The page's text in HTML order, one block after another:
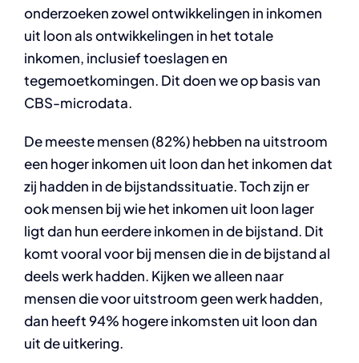
onderzoeken zowel ontwikkelingen in inkomen
uit loon als ontwikkelingen in het totale
inkomen, inclusief toeslagen en
tegemoetkomingen. Dit doen we op basis van
CBS-microdata.
De meeste mensen (82%) hebben na uitstroom
een hoger inkomen uit loon dan het inkomen dat
zij hadden in de bijstandssituatie. Toch zijn er
ook mensen bij wie het inkomen uit loon lager
ligt dan hun eerdere inkomen in de bijstand. Dit
komt vooral voor bij mensen die in de bijstand al
deels werk hadden. Kijken we alleen naar
mensen die voor uitstroom geen werk hadden,
dan heeft 94% hogere inkomsten uit loon dan
uit de uitkering.